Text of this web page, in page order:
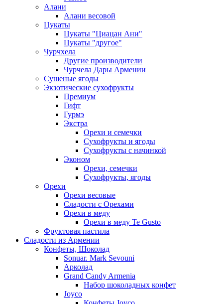
Алани
Алани весовой
Цукаты
Цукаты "Циацан Ани"
Цукаты "другое"
Чурчхела
Другие производители
Чурчела Дары Армении
Сушеные ягоды
Экзотические сухофрукты
Премиум
Гифт
Гурмэ
Экстра
Орехи и семечки
Сухофрукты и ягоды
Сухофрукты с начинкой
Эконом
Орехи, семечки
Сухофрукты, ягоды
Орехи
Орехи весовые
Сладости с Орехами
Орехи в меду
Орехи в меду Te Gusto
Фруктовая пастила
Сладости из Армении
Конфеты, Шоколад
Sonuar. Mark Sevouni
Арколад
Grand Candy Armenia
Набор шоколадных конфет
Joyco